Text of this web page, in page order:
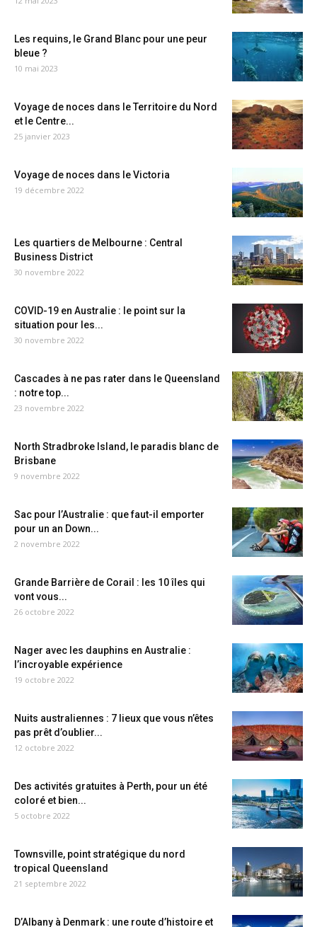
Les requins, le Grand Blanc pour une peur
bleue ?
10 mai 2023
Voyage de noces dans le Territoire du Nord
et le Centre...
25 janvier 2023
Voyage de noces dans le Victoria
19 décembre 2022
Les quartiers de Melbourne : Central
Business District
30 novembre 2022
COVID-19 en Australie : le point sur la
situation pour les...
30 novembre 2022
Cascades à ne pas rater dans le Queensland
: notre top...
23 novembre 2022
North Stradbroke Island, le paradis blanc de
Brisbane
9 novembre 2022
Sac pour l’Australie : que faut-il emporter
pour un an Down...
2 novembre 2022
Grande Barrière de Corail : les 10 îles qui
vont vous...
26 octobre 2022
Nager avec les dauphins en Australie :
l’incroyable expérience
19 octobre 2022
Nuits australiennes : 7 lieux que vous n’êtes
pas prêt d’oublier...
12 octobre 2022
Des activités gratuites à Perth, pour un été
coloré et bien...
5 octobre 2022
Townsville, point stratégique du nord
tropical Queensland
21 septembre 2022
D’Albany à Denmark : une route d’histoire et